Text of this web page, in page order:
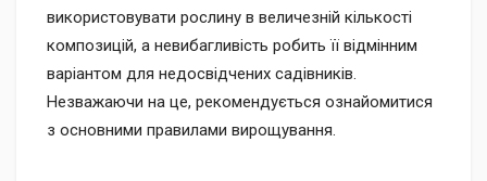
використовувати рослину в величезній кількості
композицій, а невибагливість робить її відмінним
варіантом для недосвідчених садівників.
Незважаючи на це, рекомендується ознайомитися
з основними правилами вирощування.